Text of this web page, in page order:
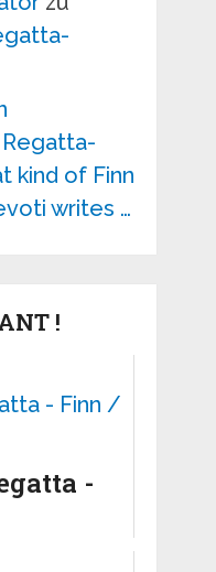
kind of Finn
writes …
!
-